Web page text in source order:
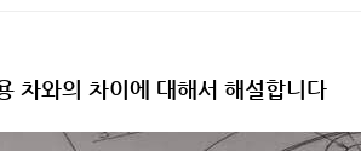
차와의 차이에 대해서 해설합니다